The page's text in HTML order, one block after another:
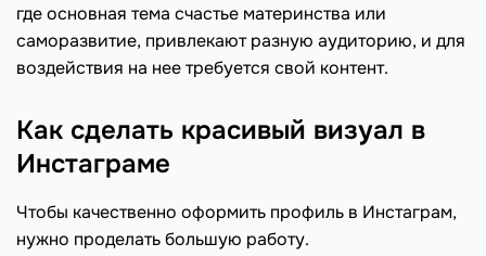
где основная тема счастье материнства или
саморазвитие, привлекают разную аудиторию, и для
воздействия на нее требуется свой контент.
Как сделать красивый визуал в
Инстаграме
Чтобы качественно оформить профиль в Инстаграм,
нужно проделать большую работу.